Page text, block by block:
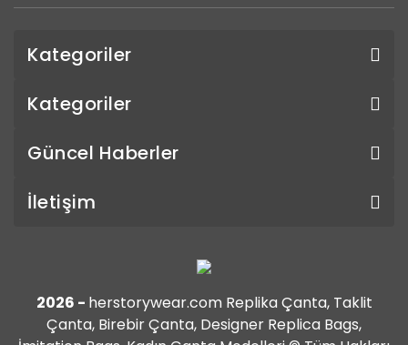
Kategoriler
Kategoriler
Güncel Haberler
İletişim
2026 - herstorywear.com Replika Çanta, Taklit
Çanta, Birebir Çanta, Designer Replica Bags,